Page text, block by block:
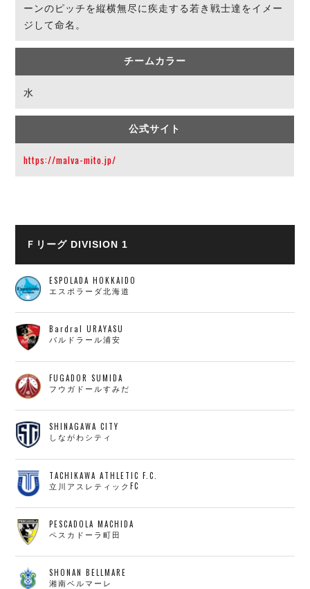
リガーレヴィア葛飾
Y．S．C．C．横浜
ヴィンセドール白山
ミラクルスマイル新居浜
ーンのピッチを縦横無尽に疾走する若き戦士達をイメー
ジして命名。
チームカラー
水
公式サイト
https://malva-mito.jp/
Ｆリーグ DIVISION 1
ESPOLADA HOKKAIDO
エスポラーダ北海道
Bardral URAYASU
バルドラール浦安
FUGADOR SUMIDA
フウガドールすみだ
SHINAGAWA CITY
しながわシティ
TACHIKAWA ATHLETIC F.C.
立川アスレティックFC
PESCADOLA MACHIDA
ペスカドーラ町田
SHONAN BELLMARE
湘南ベルマーレ